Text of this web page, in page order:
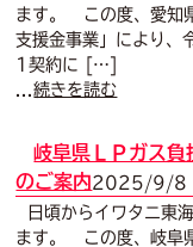
ます。 この度、愛知
支援金事業」により、
1契約に […]
...続きを読む
岐阜県ＬＰガス
のご案内2025/9/8
日頃からイワタニ東
ます。 この度、岐阜